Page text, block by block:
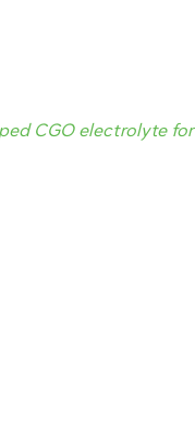
CGO electrolyte for